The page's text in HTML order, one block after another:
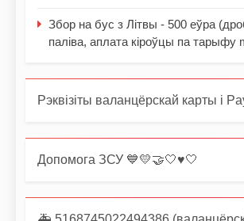
Збор на бус з Літвы - 500 еўра
паліва, аплата кіроўцы па тарыфу
Рэквізіты валанцёрскай карты і
Допомога ЗСУ 💙💛🤝🤍♥️🤍